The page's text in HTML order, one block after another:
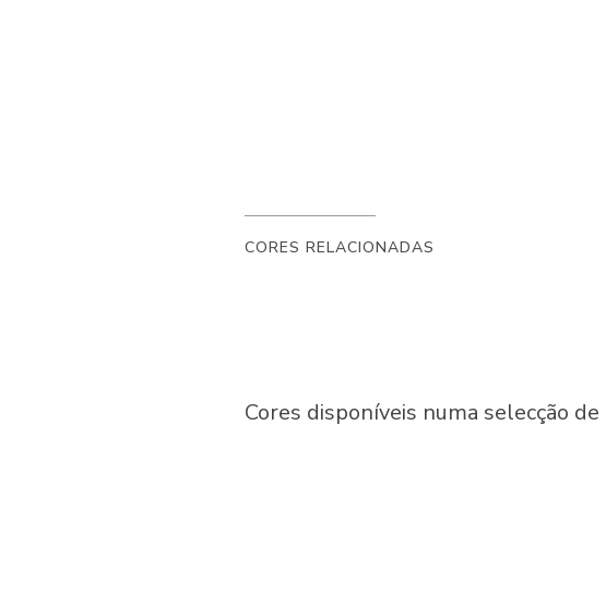
CORES RELACIONADAS
Cores disponíveis numa selecção de